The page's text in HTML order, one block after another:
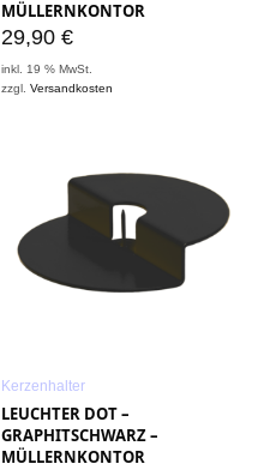
MÜLLERNKONTOR
29,90 €
inkl. 19 % MwSt.
zzgl.Versandkosten
Kerzenhalter
LEUCHTER DOT –
GRAPHITSCHWARZ –
MÜLLERNKONTOR